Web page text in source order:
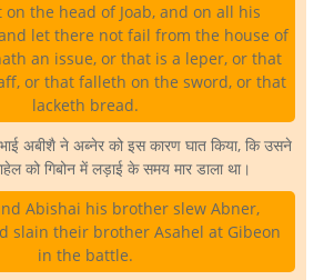
on the head of Joab, and on all his
let there not fail from the house of
an issue, or that is a leper, or that
or that falleth on the sword, or that
lacketh bread.
अबीशै ने अब्नेर को इस कारण घात किया, कि उसने
को गिबोन में लड़ाई के समय मार डाला था।
Abishai his brother slew Abner,
slain their brother Asahel at Gibeon
in the battle.